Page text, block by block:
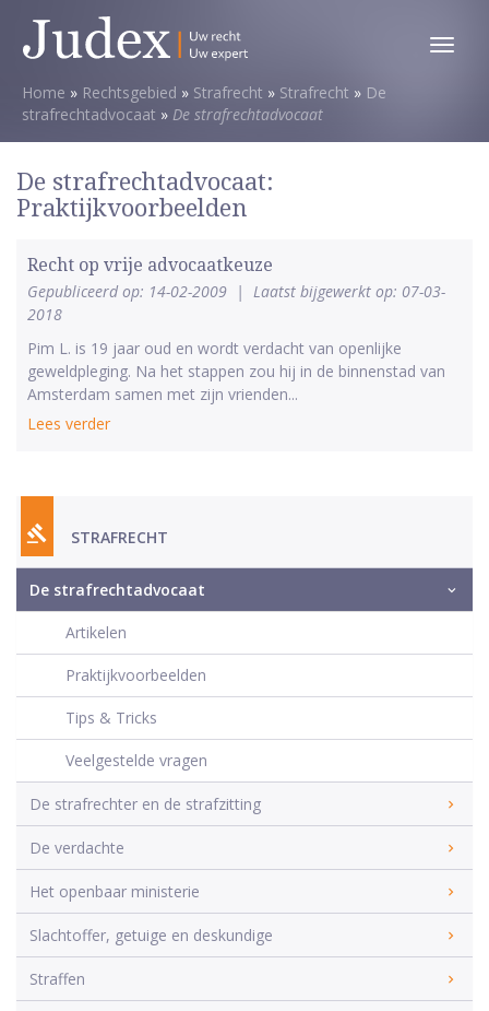
Toggle
Home » Rechtsgebied » Strafrecht » Strafrecht » De
strafrechtadvocaat » De strafrechtadvocaat
De strafrechtadvocaat:
Praktijkvoorbeelden
Recht op vrije advocaatkeuze
Gepubliceerd op: 14-02-2009 | Laatst bijgewerkt op: 07-03-
2018
Pim L. is 19 jaar oud en wordt verdacht van openlijke
geweldpleging. Na het stappen zou hij in de binnenstad van
Amsterdam samen met zijn vrienden...
Lees verder
STRAFRECHT
De strafrechtadvocaat
Artikelen
Praktijkvoorbeelden
Tips & Tricks
Veelgestelde vragen
De strafrechter en de strafzitting
De verdachte
Het openbaar ministerie
Slachtoffer, getuige en deskundige
Straffen